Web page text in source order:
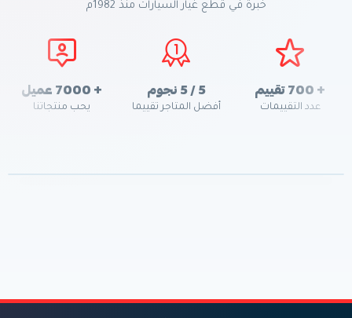
خبرة في قطع غيار السيارات منذ 1982م
+ 700 تقييم
عدد التقييمات
5 / 5 نجوم
أفضل المتاجر تقييما
+ 7000 عميل
يحب منتجاتنا